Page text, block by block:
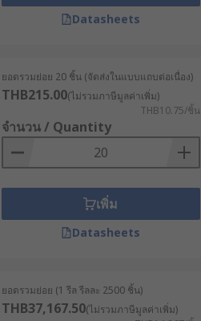
Datasheets
ยอดรวมย่อย 20 ชิ้น (จัดส่งในแบบแถบต่อเนื่อง)
THB215.00(ไม่รวมภาษีมูลค่าเพิ่ม)
THB10.75/ชิ้น
จำนวน / Quantity
เพิ่ม
Datasheets
ยอดรวมย่อย (1 รีล รีลละ 2500 ชิ้น)
THB37,167.50(ไม่รวมภาษีมูลค่าเพิ่ม)